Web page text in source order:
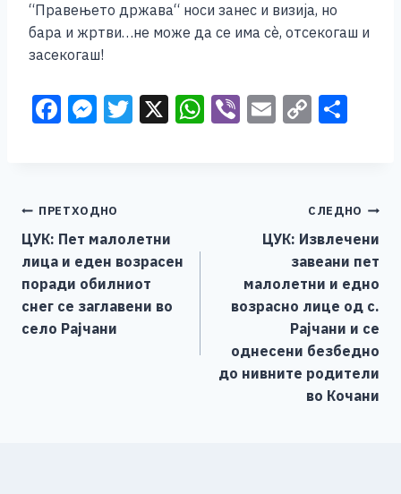
“Правењето држава“ носи занес и визија, но
бара и жртви…не може да се има сѐ, отсекогаш и
засекогаш!
F
b
o
o
k
M
n
g
er
T X W Vi E C
Li
n
k
Навигација
на
напис
ПРЕТХОДНО
ЦУК: Пет малолетни
лица и еден возрасен
поради обилниот
снег се заглавени во
село Рајчани
СЛЕДНО
ЦУК: Извлечени
завеани пет
малолетни и едно
возрасно лице од с.
Рајчани и се
однесени безбедно
до нивните родители
во Кочани